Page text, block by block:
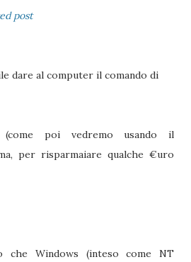
post
dare al computer il comando di
(come poi vedremo usando il
per risparmaiare qualche €uro
che Windows (inteso come NT